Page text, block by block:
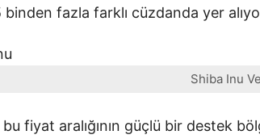
fazla farklı cüzdanda yer
Shiba Inu
fiyat aralığının güçlü bir destek